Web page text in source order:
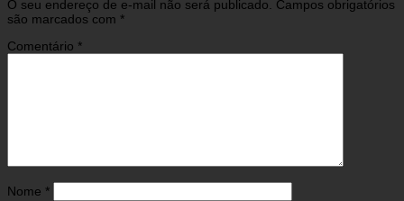
O seu endereço de e-mail não será publicado. Campos obrigatórios
são marcados com *
Comentário *
Nome *